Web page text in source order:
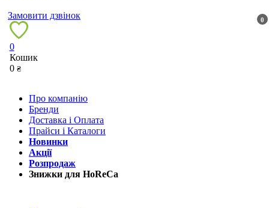
Замовити дзвінок 0
0
Кошик
0 ₴
Про компанію
Бренди
Доставка і Оплата
Прайси і Каталоги
Новинки
Акції
Розпродаж
Знижки для HoReCa